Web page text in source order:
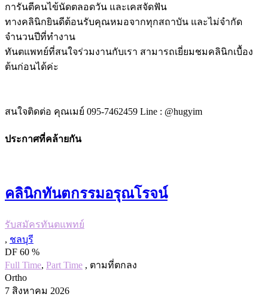
การันตีคนไข้นัดตลอดวัน และเคสจัดฟัน
ทางคลินิกยินดีต้อนรับคุณหมอจากทุกสถาบัน และไม่จำกัด
จำนวนปีที่ทำงาน
ทันตแพทย์ที่สนใจร่วมงานกับเรา สามารถเยี่ยมชมคลินิกเบื้อง
ต้นก่อนได้ค่ะ
สนใจติดต่อ คุณเมย์ 095-7462459 Line : @hugyim
ประกาศที่คล้ายกัน
คลินิกทันตกรรมอรุณโรจน์
รับสมัครทันตแพทย์
, ชลบุรี
DF 60 %
Full Time, Part Time , ตามที่ตกลง
Ortho
7 สิงหาคม 2026